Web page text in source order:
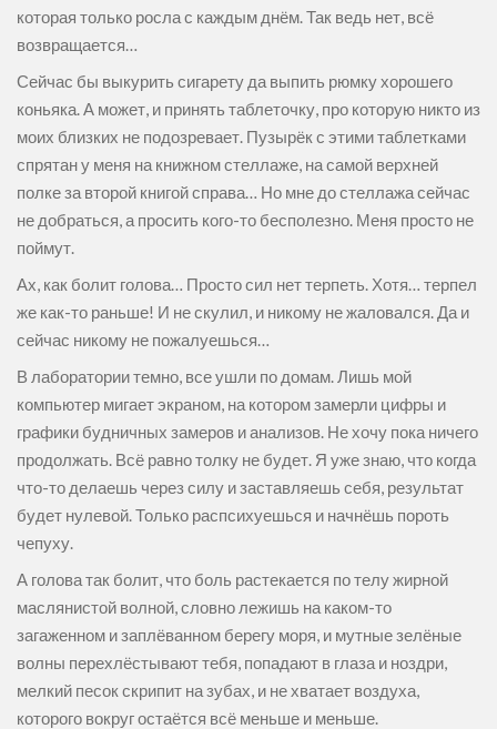
которая только росла с каждым днём. Так ведь нет, всё
возвращается…
Сейчас бы выкурить сигарету да выпить рюмку хорошего
коньяка. А может, и принять таблеточку, про которую никто из
моих близких не подозревает. Пузырёк с этими таблетками
спрятан у меня на книжном стеллаже, на самой верхней
полке за второй книгой справа… Но мне до стеллажа сейчас
не добраться, а просить кого-то бесполезно. Меня просто не
поймут.
Ах, как болит голова… Просто сил нет терпеть. Хотя… терпел
же как-то раньше! И не скулил, и никому не жаловался. Да и
сейчас никому не пожалуешься…
В лаборатории темно, все ушли по домам. Лишь мой
компьютер мигает экраном, на котором замерли цифры и
графики будничных замеров и анализов. Не хочу пока ничего
продолжать. Всё равно толку не будет. Я уже знаю, что когда
что-то делаешь через силу и заставляешь себя, результат
будет нулевой. Только распсихуешься и начнёшь пороть
чепуху.
А голова так болит, что боль растекается по телу жирной
маслянистой волной, словно лежишь на каком-то
загаженном и заплёванном берегу моря, и мутные зелёные
волны перехлёстывают тебя, попадают в глаза и ноздри,
мелкий песок скрипит на зубах, и не хватает воздуха,
которого вокруг остаётся всё меньше и меньше.